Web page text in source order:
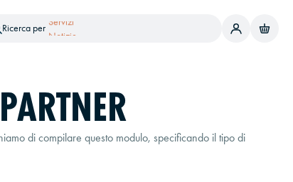
Ricerca per Brand
Diventa un installatore Partner di Enerpoint e accedi a prezzi
vantaggiosi pensati per te!
di compilare questo modulo, specificando il tipo di